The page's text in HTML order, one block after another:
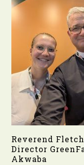
Reverend
Director
Akwaba